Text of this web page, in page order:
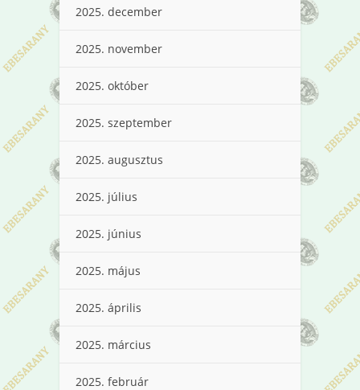
2025. december
2025. november
2025. október
2025. szeptember
2025. augusztus
2025. július
2025. június
2025. május
2025. április
2025. március
2025. február